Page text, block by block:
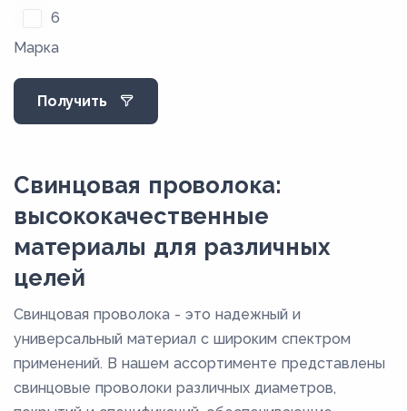
6
8
9
Марка
Получить
Свинцовая проволока:
высококачественные
материалы для различных
целей
Свинцовая проволока - это надежный и
универсальный материал с широким спектром
применений. В нашем ассортименте представлены
свинцовые проволоки различных диаметров,